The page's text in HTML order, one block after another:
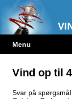
Menu
Vind op til
Svar på